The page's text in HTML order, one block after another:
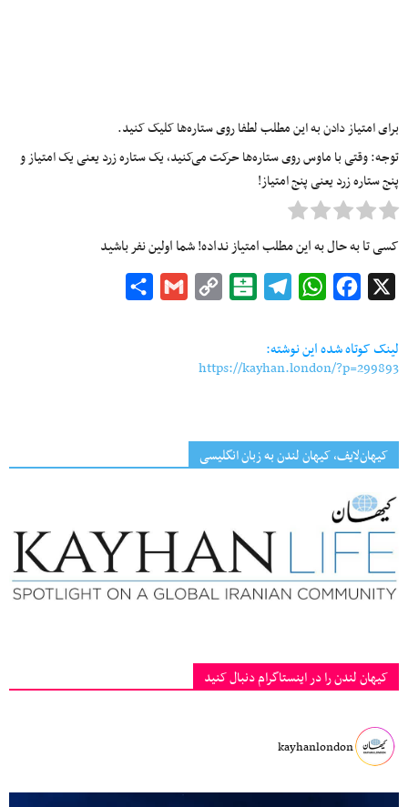
برای امتیاز دادن به این مطلب لطفا روی ستاره‌ها کلیک کنید.
توجه: وقتی با ماوس روی ستاره‌ها حرکت می‌کنید، یک ستاره زرد یعنی یک امتیاز و
پنج ستاره زرد یعنی پنج امتیاز!
کسی تا به حال به این مطلب امتیاز نداده! شما اولین نفر باشید
Facebook
WhatsApp
Telegram
Balatarin
Copy
Gmail
لینک کوتاه شده این نوشته:
https://kayhan.london/?p=299893
کیهان‌لایف، کیهان لندن به زبان انگلیسی
کیهان لندن را در اینستاگرام دنبال کنید
kayhanlondon